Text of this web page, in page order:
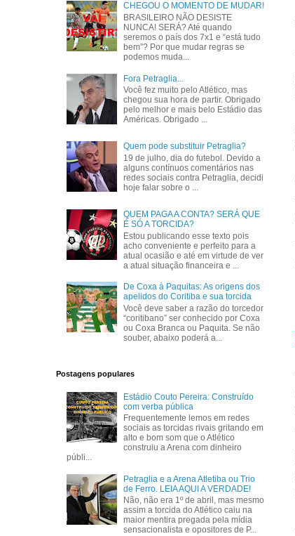
CHEGOU O MOMENTO DE MUDAR!
BRASILEIRO NÃO DESISTE
NUNCA! SERÁ? Até quando
seremos o país dos 7x1 e “está tudo
bem”? Por que mudar regras se
podemos muda...
Fora Petraglia...
Você fez muito pelo Atlético, mas
chegou sua hora de partir. Obrigado
pelo melhor e mais belo Estádio das
Américas. Obrigado ...
Quem pode substituir Petraglia?
19 de julho, dia do futebol. Devido a
alguns contínuos comentários nas
redes sociais contra Petraglia, decidi
hoje falar sobre o ...
QUEM PAGA A CONTA? SERÁ QUE
É SÓ A TORCIDA?
Estou publicando esse texto pois
acho conveniente e perfeito para a
atual ocasião e até em virtude de ver
a atual situação financeira e ...
De Coxa à Paquitas: As origens dos
apelidos do Coritiba e sua torcida
Você deve saber a razão do torcedor
“coritibano” ser conhecido por Coxa
ou Coxa Branca ou Paquita. Se não
souber, abaixo poderá a...
Postagens populares
Estádio Couto Pereira: Construído
com verba pública
Frequentemente lemos em redes
sociais as torcidas rivais gritando em
alto e bom som que o Atlético
construiu a Arena com dinheiro
públi...
Petraglia e a Arena Atletiba ou Trio
de Ferro. LEIA AQUI A VERDADE!
Não, não era 1º de abril, mas mesmo
assim a torcida do Atlético caiu na
maior mentira pregada pela mídia
sensacionalista e opositores de P...